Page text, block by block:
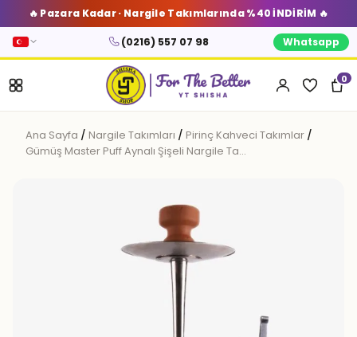
🔥 Pazara Kadar · Nargile Takımlarında %40 İNDİRİM 🔥
(0216) 557 07 98 Whatsapp
0
Ana Sayfa / Nargile Takımları / Pirinç Kahveci Takımlar /
Gümüş Master Puff Aynalı Şişeli Nargile Ta…